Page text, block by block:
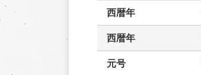
西暦年
西暦年
元号